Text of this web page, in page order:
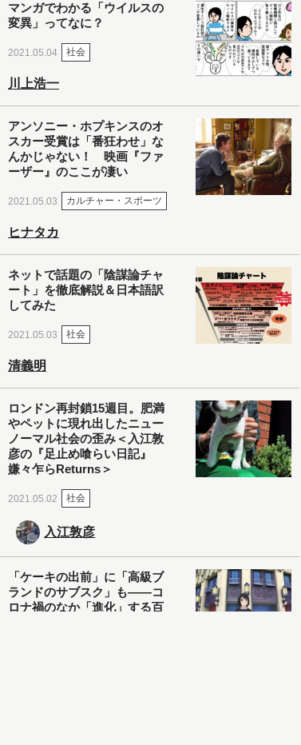
マンガでわかる「ウイルスの
変異」ってなに？
2021.05.04 社会
川上浩一
アンソニー・ホプキンスのオ
スカー受賞は「番狂わせ」な
んかじゃない！ 映画『ファ
ーザー』のここが凄い
2021.05.03 カルチャー・スポーツ
ヒナタカ
ネットで話題の「陰謀論チャ
ート」を徹底解説＆日本語訳
してみた
2021.05.03 社会
清義明
ロンドン再封鎖15週目。肥満
やペットに現れ出したニュー
ノーマル社会の歪み＜入江敦
彦の『足止め喰らい日記』
嫌々乍らReturns＞
2021.05.02 社会
入江敦彦
「ケーキの出前」に「高級ブ
ランドのサブスク」も――コ
ロナ禍のなか「進化」する百